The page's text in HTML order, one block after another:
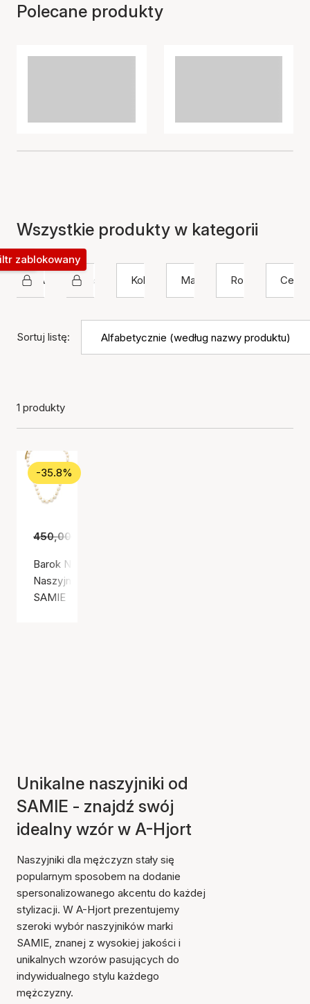
Polecane produkty
Wszystkie produkty w kategorii
SAMIE
Naszyjnik
zablokowany
Kolor
Materiał Rozmiar Cena
Sortuj listę:
1 produkty
-35.8%
450,00 zł
Barok Necklace (SAMIE)
Naszyjnik, Złoty kolor / Pozłacana stal nierdzewna
SAMIE
Unikalne naszyjniki od
SAMIE - znajdź swój
idealny wzór w A-Hjort
Naszyjniki dla mężczyzn stały się
popularnym sposobem na dodanie
spersonalizowanego akcentu do każdej
stylizacji. W A-Hjort prezentujemy
szeroki wybór naszyjników marki
SAMIE, znanej z wysokiej jakości i
unikalnych wzorów pasujących do
indywidualnego stylu każdego
mężczyzny.